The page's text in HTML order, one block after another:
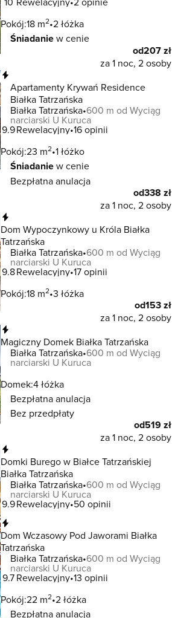
Pokój:18 m2 2 łóżka
Śniadaniew cenie
od207 zł
za 1 noc, 2 osoby
Apartamenty Krywań Residence
Białka Tatrzańska
Białka Tatrzańska 600 m od Wyciąg
narciarski U Kuruca
9.9Rewelacyjny 16 opinii
Pokój:23 m2 1 łóżko
Śniadaniew cenie
Bezpłatna anulacja
od338 zł
za 1 noc, 2 osoby
Dom Wypoczynkowy u Króla Białka
Tatrzańska
Białka Tatrzańska 600 m od Wyciąg
narciarski U Kuruca
9.8Rewelacyjny 17 opinii
Pokój:18 m2 3 łóżka
od153 zł
za 1 noc, 2 osoby
Magiczny Domek Białka Tatrzańska
Białka Tatrzańska 600 m od Wyciąg
narciarski U Kuruca
Domek:4 łóżka
Bezpłatna anulacja
Bez przedpłaty
od519 zł
za 1 noc, 2 osoby
Domki Burego w Białce Tatrzańskiej
Białka Tatrzańska
Białka Tatrzańska 600 m od Wyciąg
narciarski U Kuruca
9.9Rewelacyjny 50 opinii
Dom Wczasowy Pod Jaworami Białka
Tatrzańska
Białka Tatrzańska 600 m od Wyciąg
narciarski U Kuruca
9.7Rewelacyjny 13 opinii
Pokój:22 m2 2 łóżka
Bezpłatna anulacja